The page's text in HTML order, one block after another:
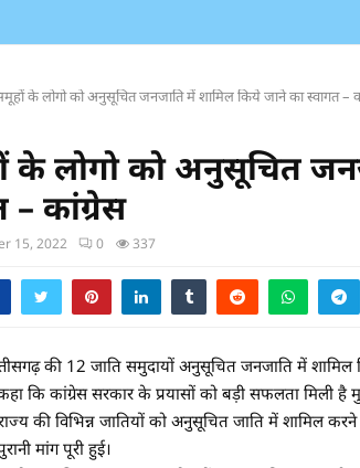
के लोगो को अनुसूचित जनजाति में शामिल किये जाने का स्वागत –
के लोगो को अनुसूचित
– कांग्रेस
15, 2022 0 337
की 12 जाति समुदायों अनुसूचित जनजाति में शामिल
कि कांग्रेस सरकार के प्रयासों को बड़ी सफलता मिली
राज्य की विभिन्न जातियों को अनुसूचित जाति में शामिल
मांग पूरी हुई।